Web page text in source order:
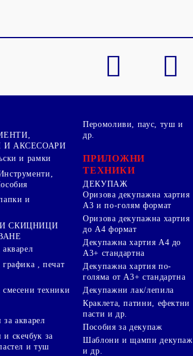
И АКСЕСОАРИ
и рамки
и
СКИЦНИЦИ
, печат
техники
акварел
скечбук за
и туш
Перомоливи, паус, туш и
др.
ПРИЛОЖНИ
ТЕХНИКИ
ДЕКУПАЖ
Оризова декупажна хартия
А3 и по-голям формат
Оризова декупажна хартия
до А4 формат
Декупажна хартия А4 до
А3+ стандартна
Декупажна хартия по-
голяма от А3+ стандартна
Декупажни лак/лепила
Краклета, патини, ефектни
пасти и др.
Пособия за декупаж
Шаблони и щампи декупаж
и др.